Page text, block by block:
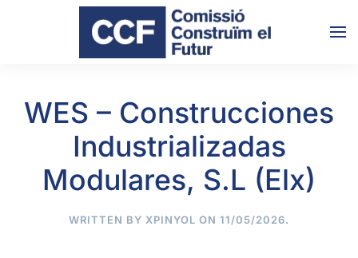
Skip to main content
WES – Construcciones
Industrializadas
Modulares, S.L (Elx)
WRITTEN BY XPINYOL ON 11/05/2026.